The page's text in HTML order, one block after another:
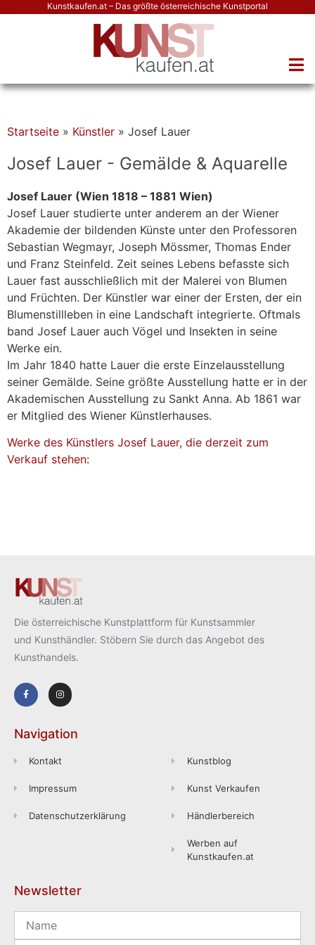
Kunstkaufen.at – Das größte österreichische Kunstportal
Startseite » Künstler » Josef Lauer
Josef Lauer - Gemälde & Aquarelle
Josef Lauer (Wien 1818 – 1881 Wien)
Josef Lauer studierte unter anderem an der Wiener
Akademie der bildenden Künste unter den Professoren
Sebastian Wegmayr, Joseph Mössmer, Thomas Ender
und Franz Steinfeld. Zeit seines Lebens befasste sich
Lauer fast ausschließlich mit der Malerei von Blumen
und Früchten. Der Künstler war einer der Ersten, der ein
Blumenstillleben in eine Landschaft integrierte. Oftmals
band Josef Lauer auch Vögel und Insekten in seine
Werke ein.
Im Jahr 1840 hatte Lauer die erste Einzelausstellung
seiner Gemälde. Seine größte Ausstellung hatte er in der
Akademischen Ausstellung zu Sankt Anna. Ab 1861 war
er Mitglied des Wiener Künstlerhauses.
Werke des Künstlers Josef Lauer, die derzeit zum
Verkauf stehen:
Die österreichische Kunstplattform für Kunstsammler
und Kunsthändler. Stöbern Sie durch das Angebot des
Kunsthandels.
Navigation
Kontakt
Impressum
Datenschutzerklärung
Kunstblog
Kunst Verkaufen
Händlerbereich
Werben auf
Kunstkaufen.at
Newsletter